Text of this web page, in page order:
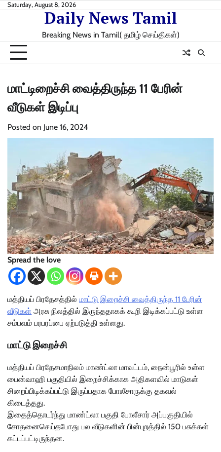
SkipSaturday, August 8, 2026
Daily News Tamil
Breaking News in Tamil( தமிழ் செய்திகள்)
மாட்டிறைச்சி வைத்திருந்த 11 பேரின்
வீடுகள் இடிப்பு
Posted on June 16, 2024
Spread the love
மத்தியப் பிரதேசத்தில் மாட்டு இறைச்சி வைத்திருந்த 11 பேரின்
வீடுகள் அரசு நிலத்தில் இருந்ததாகக் கூறி இடிக்கப்பட்டு உள்ள
சம்பவம் பரபரப்பை ஏற்படுத்தி உள்ளது.
மாட்டு இறைச்சி
மத்தியப் பிரதேசமாநிலம் மாண்ட்லா மாவட்டம், நைன்பூரில் உள்ள
பைன்வாஹி பகுதியில் இறைச்சிக்காக அதிகளவில் மாடுகள்
சிறைப்பிடிக்கப்பட்டு இருப்பதாக போலீசாருக்கு தகவல்
கிடைத்தது.
இதைத்தொடர்ந்து மாண்ட்லா பகுதி போலீசார் அப்பகுதியில்
சோதனைசெய்தபோது பல வீடுகளின் பின்புறத்தில் 150 பசுக்கள்
கட்டப்பட்டிருந்தன.